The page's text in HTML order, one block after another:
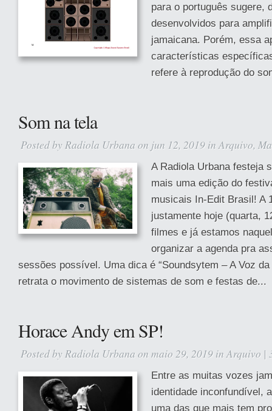
para o português sugere,
desenvolvidos para
jamaicana. Porém, essa
características
refere à reprodução do
Som na tela
Posted by Radiola Urbana on jun 12, 2019 inArquivo,
A Radiola Urbana festeja
mais uma edição do
musicais In-Edit Brasil! A
justamente hoje (quarta,
filmes e já estamos
organizar a agenda pra
sessões possível. Uma dica é “Soundsytem – A Voz da
retrata o movimento de sistemas de som e festas de...
Horace Andy em SP!
Posted by Radiola Urbana on maio 29, 2019 inArquivo |
Entre as muitas vozes
identidade inconfundível,
uma das que mais tem